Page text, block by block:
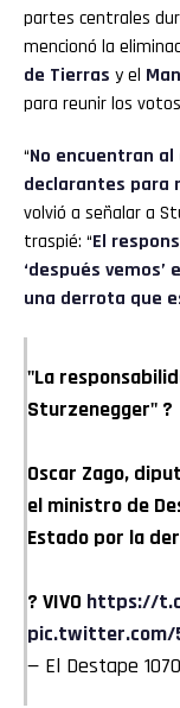
partes centrales
mencionó la
de Tierras y el
para reunir los
“No encuentran
declarantes para
volvió a señalar a
traspié: “El
‘después
una derrota que
"La
Sturzenegger" ?
Oscar Zago,
el ministro de
Estado por la
? VIVO https://
pic.twitter.com/
— El Destape